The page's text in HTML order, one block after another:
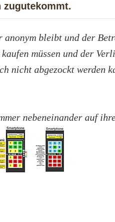
zugutekommt.
anonym bleibt und der
müssen und der
nicht abgezockt werden
nebeneinander auf